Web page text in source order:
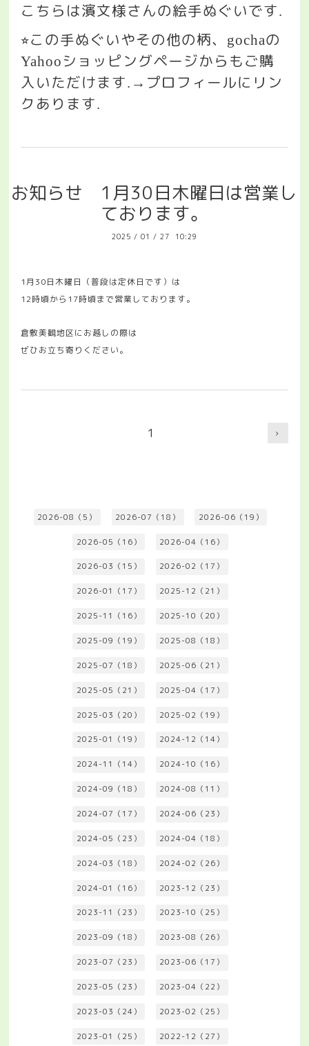
こちらは濱文様さんの絵手ぬぐいです.
⭐︎この手ぬぐいやその他の柄、 gochaの
Yahoo ショッピングページからもご購
入いただけます.→ プロフィールにリン
クあります.
お知らせ 1月30日木曜日は営業し
ております。
2025 / 01 / 27 10:29
1月30日木曜日（普段は定休日です）は
12時頃から17時頃まで営業しております。
倉敷美観地区にお越しの際は
ぜひお立ち寄りください。
1
2026-08（5） 2026-07（18） 2026-06（19）
2026-05（16） 2026-04（16）
2026-03（15） 2026-02（17）
2026-01（17） 2025-12（21）
2025-11（16） 2025-10（20）
2025-09（19） 2025-08（18）
2025-07（18） 2025-06（21）
2025-05（21） 2025-04（17）
2025-03（20） 2025-02（19）
2025-01（19） 2024-12（14）
2024-11（14） 2024-10（16）
2024-09（18） 2024-08（11）
2024-07（17） 2024-06（23）
2024-05（23） 2024-04（18）
2024-03（18） 2024-02（26）
2024-01（16） 2023-12（23）
2023-11（23） 2023-10（25）
2023-09（18） 2023-08（26）
2023-07（23） 2023-06（17）
2023-05（23） 2023-04（22）
2023-03（24） 2023-02（25）
2023-01（25） 2022-12（27）